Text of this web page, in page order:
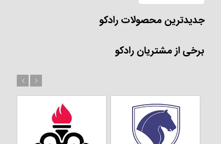
جدیدترین محصولات رادکو
برخی از مشتریان رادکو